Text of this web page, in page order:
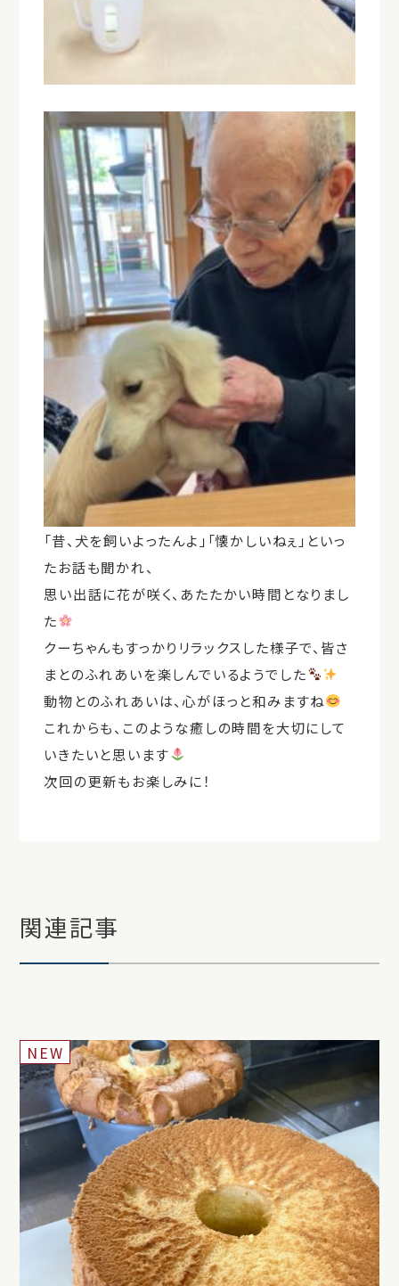
「昔、犬を飼いよったんよ」「懐かしいねぇ」といっ
たお話も聞かれ、
思い出話に花が咲く、あたたかい時間となりまし
た
クーちゃんもすっかりリラックスした様子で、皆さ
まとのふれあいを楽しんでいるようでした
動物とのふれあいは、心がほっと和みますね
これからも、このような癒しの時間を大切にして
いきたいと思います
次回の更新もお楽しみに！
関連記事
NEW